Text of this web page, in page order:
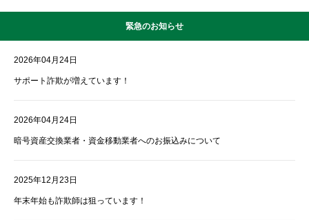
緊急のお知らせ
2026年04月24日
サポート詐欺が増えています！
2026年04月24日
暗号資産交換業者・資金移動業者へのお振込みについて
2025年12月23日
年末年始も詐欺師は狙っています！